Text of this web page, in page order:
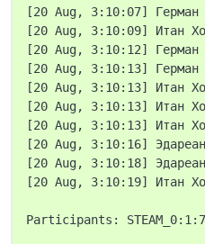
[20 Aug, 3:10:07] Герман
[20 Aug, 3:10:09] Итан
[20 Aug, 3:10:12] Герман
[20 Aug, 3:10:13] Герман
[20 Aug, 3:10:13] Итан
[20 Aug, 3:10:13] Итан
[20 Aug, 3:10:13] Итан
[20 Aug, 3:10:16] Эдареан
[20 Aug, 3:10:18]
[20 Aug, 3:10:19] Итан